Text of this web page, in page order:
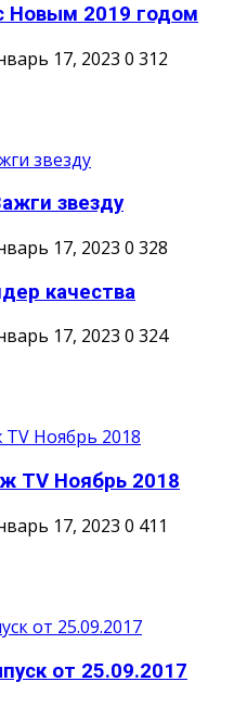
Новым 2019 годом
17, 2023 0 312
звезду
17, 2023 0 328
качества
17, 2023 0 324
TV Ноябрь 2018
17, 2023 0 411
от 25.09.2017